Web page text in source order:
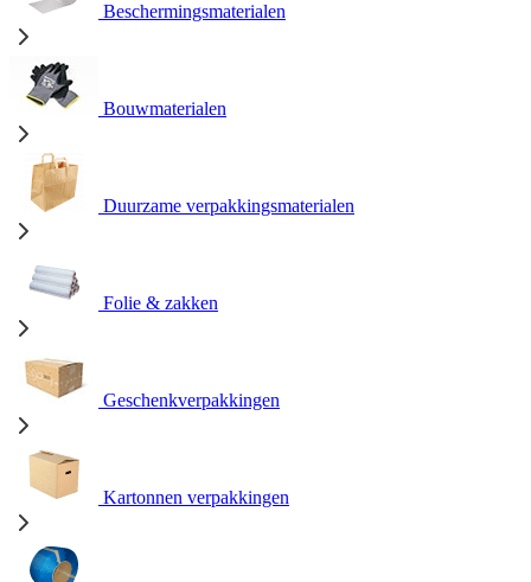
Beschermingsmaterialen
Bouwmaterialen
Duurzame verpakkingsmaterialen
Folie & zakken
Geschenkverpakkingen
Kartonnen verpakkingen